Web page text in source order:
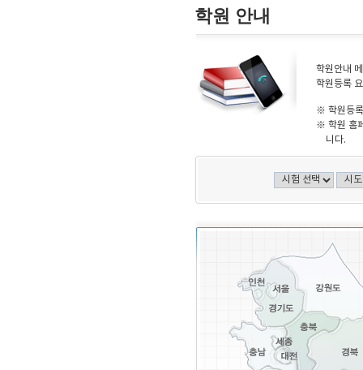
학원 안내
학원안내
학원등록
※ 학원등록
※ 학원 홈
니다.